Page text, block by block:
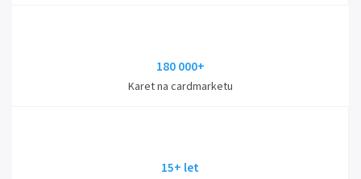
180 000+
Karet na cardmarketu
15+ let